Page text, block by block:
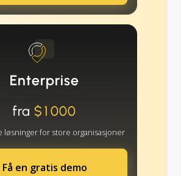
Enterprise
fra $1000
løsninger for store organisasjoner
Få en gratis demo